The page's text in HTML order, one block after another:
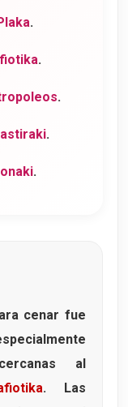
.
.
.
.
.
cenar fue
al
. Las